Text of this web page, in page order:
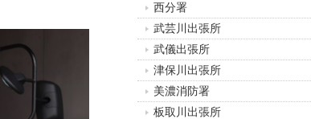
西分署
武芸川出張所
武儀出張所
津保川出張所
美濃消防署
板取川出張所